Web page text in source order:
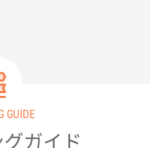
GUIDE
ガイド